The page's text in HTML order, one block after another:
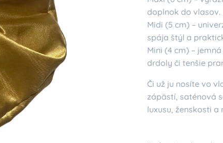
doplnok do vlasov.
Midi (5 cm) –
spája štýl a
Mini (4 cm) –
drdoly či tenšie
Či už ju nosíte vo
zápästí, saténová
luxusu, ženskosti a